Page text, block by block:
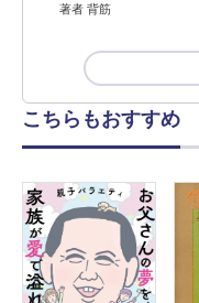
著者 背筋
こちらもおすすめ